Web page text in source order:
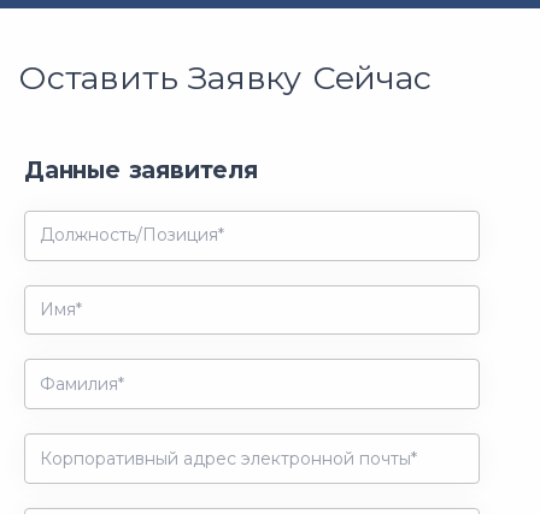
Оставить Заявку Сейчас
Данные заявителя